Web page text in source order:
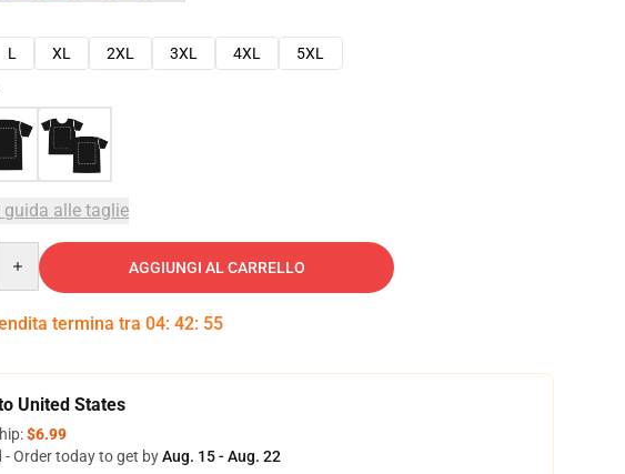
L XL 2XL 3XL 4XL
5XL
alle taglie
AGGIUNGI AL CARRELLO
termina tra 04: 42: 54
United States
$6.99
- Order today to get byAug. 15 - Aug. 22